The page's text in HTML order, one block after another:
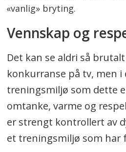
«vanlig» bryting.
Vennskap og
Det kan se aldri så
konkurranse på tv, men
treningsmiljø som dette
omtanke, varme og
er strengt kontrollert av
et treningsmiljø som har